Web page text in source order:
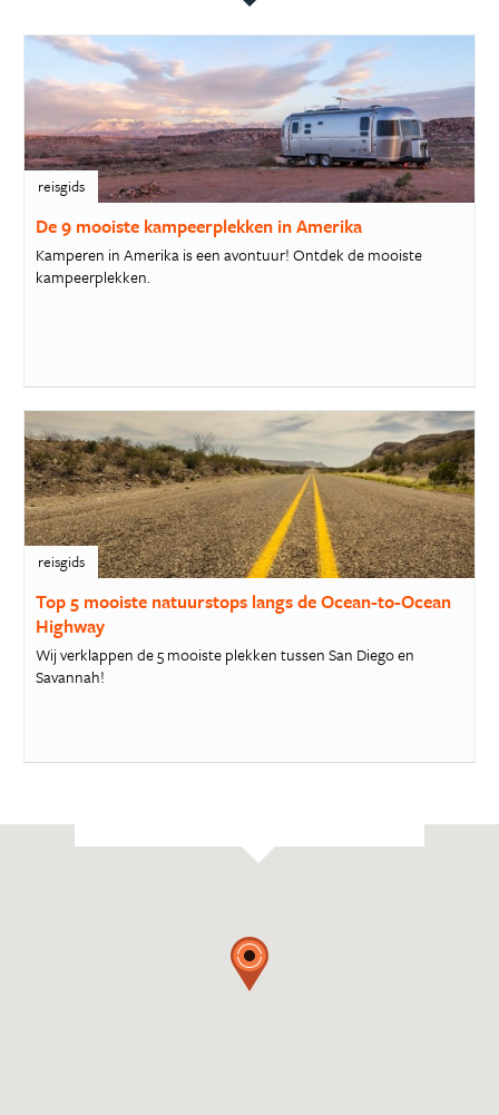
reisgids
De 9 mooiste kampeerplekken in Amerika
Kamperen in Amerika is een avontuur! Ontdek de mooiste
kampeerplekken.
reisgids
Top 5 mooiste natuurstops langs de Ocean-to-Ocean
Highway
Wij verklappen de 5 mooiste plekken tussen San Diego en
Savannah!